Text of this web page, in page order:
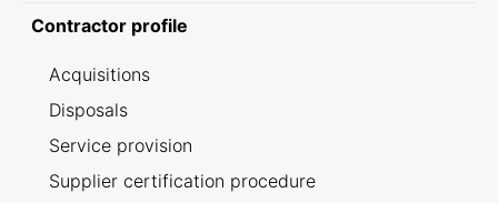
Contractor profile
Acquisitions
Disposals
Service provision
Supplier certification procedure